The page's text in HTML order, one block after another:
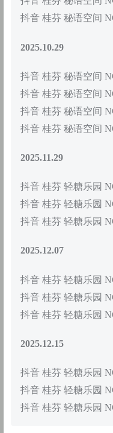
抖音 桂芬 秘语空间
2025.10.29
抖音 桂芬 秘语空间
抖音 桂芬 秘语空间
抖音 桂芬 秘语空间
抖音 桂芬 秘语空间
2025.11.29
抖音 桂芬 轻糖乐园
抖音 桂芬 轻糖乐园
抖音 桂芬 轻糖乐园
2025.12.07
抖音 桂芬 轻糖乐园
抖音 桂芬 轻糖乐园
抖音 桂芬 轻糖乐园
2025.12.15
抖音 桂芬 轻糖乐园
抖音 桂芬 轻糖乐园
抖音 桂芬 轻糖乐园